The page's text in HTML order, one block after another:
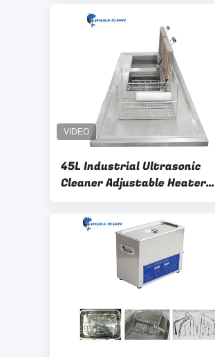
45L Industrial Ultrasonic
Cleaner Adjustable Heater
Dengan Dua Tangki SUS304